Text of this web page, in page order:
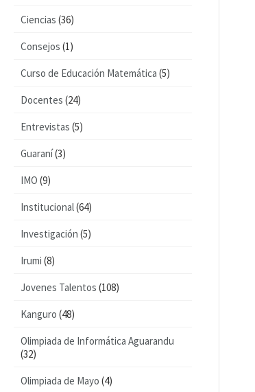
Ciencias (36)
Consejos (1)
Curso de Educación Matemática (5)
Docentes (24)
Entrevistas (5)
Guaraní(3)
IMO (9)
Institucional(64)
Investigación (5)
Irumi (8)
Jovenes Talentos (108)
Kanguro (48)
Olimpiada de Informática Aguarandu
(32)
Olimpiada de Mayo (4)